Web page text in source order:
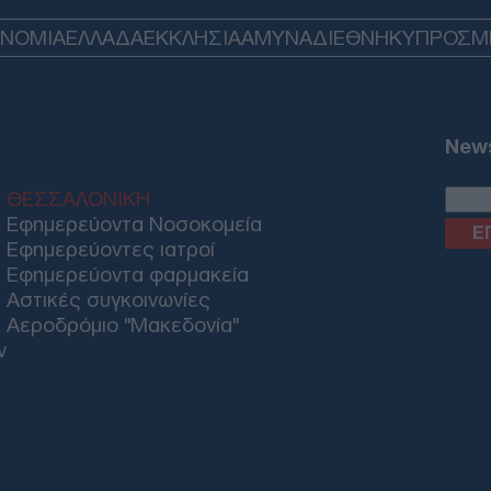
ΕΛΛΑΔΑΕΚΚΛΗΣΙΑΑΜΥΝΑΔΙΕΘΝΗΚΥΠΡΟΣ
ΘΕΣΣΑΛΟΝΙΚΗ
Εφημερεύοντα Νοσοκομεία
Εφημερεύοντες ιατροί
Εφημερεύοντα φαρμακεία
Αστικές συγκοινωνίες
Αεροδρόμιο "Μακεδονία"